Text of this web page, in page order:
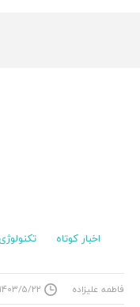
اخبار کوتاه
فاطمه علیزاده ۱۴۰۳/۵/۲۲ ۱۳:۲۷:۵۳